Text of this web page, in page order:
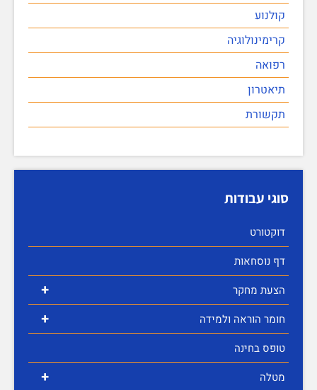
קולנוע
קרימינולוגיה
רפואה
תיאטרון
תקשורת
סוגי עבודות
דוקטורט
דף נוסחאות
+ הצעת מחקר
+
חומר הוראה ולמידה
טופס בחינה
+ מטלה